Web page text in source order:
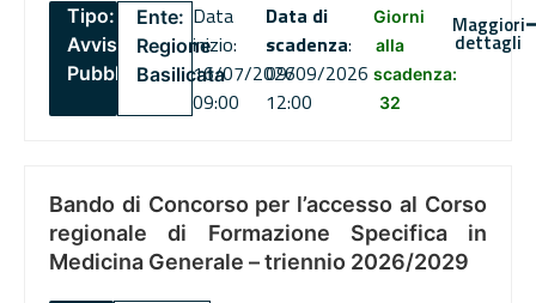
Tipo:
Avviso
Pubblico
Ente:
Regione
Basilicata
Data
inizio:
16/07/2026
09:00
Data di
scadenza:
09/09/2026
12:00
Giorni
alla
scadenza:
32
Maggiori
dettagli
Bando di Concorso per l’accesso al Corso
regionale di Formazione Specifica in
Medicina Generale – triennio 2026/2029